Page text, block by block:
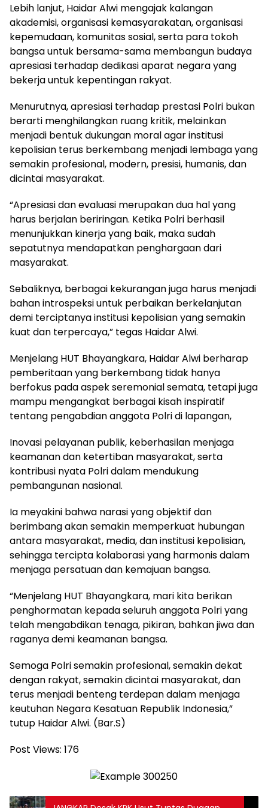
Lebih lanjut, Haidar Alwi mengajak kalangan
akademisi, organisasi kemasyarakatan, organisasi
kepemudaan, komunitas sosial, serta para tokoh
bangsa untuk bersama-sama membangun budaya
apresiasi terhadap dedikasi aparat negara yang
bekerja untuk kepentingan rakyat.
Menurutnya, apresiasi terhadap prestasi Polri bukan
berarti menghilangkan ruang kritik, melainkan
menjadi bentuk dukungan moral agar institusi
kepolisian terus berkembang menjadi lembaga yang
semakin profesional, modern, presisi, humanis, dan
dicintai masyarakat.
“Apresiasi dan evaluasi merupakan dua hal yang
harus berjalan beriringan. Ketika Polri berhasil
menunjukkan kinerja yang baik, maka sudah
sepatutnya mendapatkan penghargaan dari
masyarakat.
Sebaliknya, berbagai kekurangan juga harus menjadi
bahan introspeksi untuk perbaikan berkelanjutan
demi terciptanya institusi kepolisian yang semakin
kuat dan terpercaya,” tegas Haidar Alwi.
Menjelang HUT Bhayangkara, Haidar Alwi berharap
pemberitaan yang berkembang tidak hanya
berfokus pada aspek seremonial semata, tetapi juga
mampu mengangkat berbagai kisah inspiratif
tentang pengabdian anggota Polri di lapangan,
Inovasi pelayanan publik, keberhasilan menjaga
keamanan dan ketertiban masyarakat, serta
kontribusi nyata Polri dalam mendukung
pembangunan nasional.
Ia meyakini bahwa narasi yang objektif dan
berimbang akan semakin memperkuat hubungan
antara masyarakat, media, dan institusi kepolisian,
sehingga tercipta kolaborasi yang harmonis dalam
menjaga persatuan dan kemajuan bangsa.
“Menjelang HUT Bhayangkara, mari kita berikan
penghormatan kepada seluruh anggota Polri yang
telah mengabdikan tenaga, pikiran, bahkan jiwa dan
raganya demi keamanan bangsa.
Semoga Polri semakin profesional, semakin dekat
dengan rakyat, semakin dicintai masyarakat, dan
terus menjadi benteng terdepan dalam menjaga
keutuhan Negara Kesatuan Republik Indonesia,”
tutup Haidar Alwi. (Bar.S)
Post Views: 176